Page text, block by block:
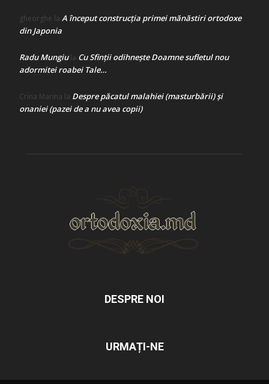
gheorghe la A început construcţia primei mănăstiri ortodoxe
din Japonia
Radu Mungiula Cu Sfinții odihnește Doamne sufletul nou
adormitei roabei Tale…
Crina Marina la Despre păcatul malahiei (masturbării) şi
onaniei (pazei de a nu avea copii)
DESPRE NOI
URMAȚI-NE